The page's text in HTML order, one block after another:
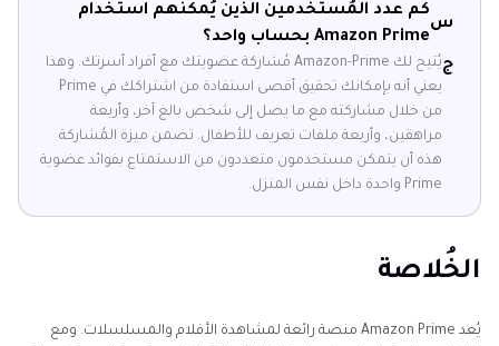
س
كم عدد المُستخدمين الذين يُمكنهم استخدام
Amazon Prime بحساب واحد؟
ج
يُتيح لك Amazon-Prime مُشاركة عضويتك مع أفراد أسرتك. وهذا
يعني أنه بإمكانك تحقيق أقصى استفادة من اشتراكك في Prime
من خلال مشاركته مع ما يصل إلى شخص بالغ آخر، وأربعة
مراهقين، وأربعة ملفات تعريف للأطفال. تضمن ميزة المُشاركة
هذه أن يتمكن مستخدمون متعددون من الاستمتاع بفوائد عضوية
Prime واحدة داخل نفس المنزل.
الخُلاصة
يُعد Amazon Prime منصة رائعة لمشاهدة الأفلام والمسلسلات. ومع